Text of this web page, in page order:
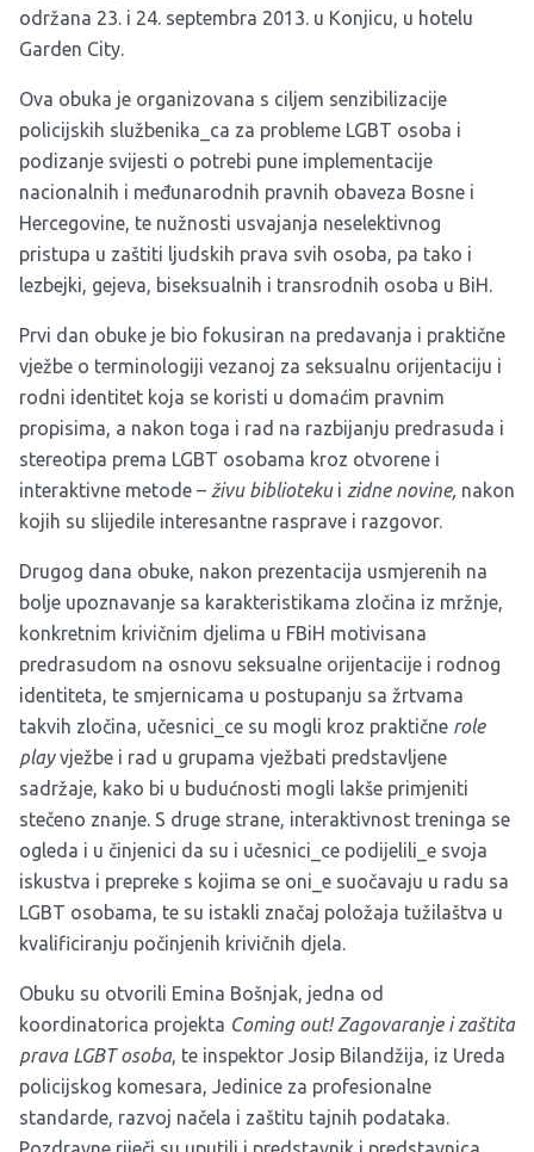
održana 23. i 24. septembra 2013. u Konjicu, u hotelu
Garden City.
Ova obuka je organizovana s ciljem senzibilizacije
policijskih službenika_ca za probleme LGBT osoba i
podizanje svijesti o potrebi pune implementacije
nacionalnih i međunarodnih pravnih obaveza Bosne i
Hercegovine, te nužnosti usvajanja neselektivnog
pristupa u zaštiti ljudskih prava svih osoba, pa tako i
lezbejki, gejeva, biseksualnih i transrodnih osoba u BiH.
Prvi dan obuke je bio fokusiran na predavanja i praktične
vježbe o terminologiji vezanoj za seksualnu orijentaciju i
rodni identitet koja se koristi u domaćim pravnim
propisima, a nakon toga i rad na razbijanju predrasuda i
stereotipa prema LGBT osobama kroz otvorene i
interaktivne metode – živu biblioteku i zidne novine, nakon
kojih su slijedile interesantne rasprave i razgovor.
Drugog dana obuke, nakon prezentacija usmjerenih na
bolje upoznavanje sa karakteristikama zločina iz mržnje,
konkretnim krivičnim djelima u FBiH motivisana
predrasudom na osnovu seksualne orijentacije i rodnog
identiteta, te smjernicama u postupanju sa žrtvama
takvih zločina, učesnici_ce su mogli kroz praktične role
playvježbe i rad u grupama vježbati predstavljene
sadržaje, kako bi u budućnosti mogli lakše primjeniti
stečeno znanje. S druge strane, interaktivnost treninga se
ogleda i u činjenici da su i učesnici_ce podijelili_e svoja
iskustva i prepreke s kojima se oni_e suočavaju u radu sa
LGBT osobama, te su istakli značaj položaja tužilaštva u
kvalificiranju počinjenih krivičnih djela.
Obuku su otvorili Emina Bošnjak, jedna od
koordinatorica projekta Coming out! Zagovaranje i zaštita
prava LGBT osoba, te inspektor Josip Bilandžija, iz Ureda
policijskog komesara, Jedinice za profesionalne
standarde, razvoj načela i zaštitu tajnih podataka.